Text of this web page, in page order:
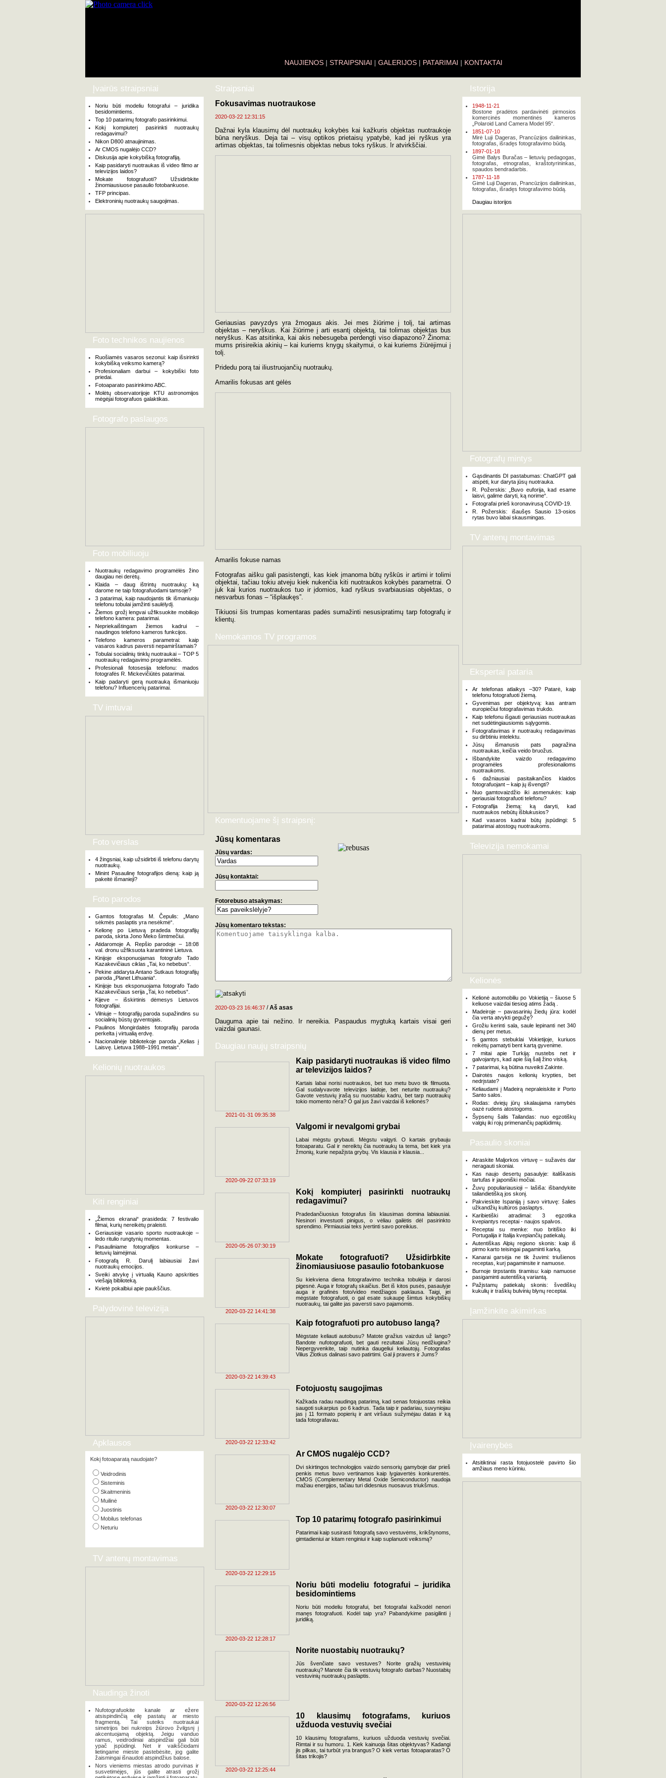
NAUJIENOS| STRAIPSNIAI | GALERIJOS| PATARIMAI | KONTAKTAI
Įvairūs straipsniai
Noriu būti modeliu fotografui – juridika
besidomintiems.
Top 10 patarimų fotografo pasirinkimui.
Kokį kompiuterį pasirinkti nuotraukų
redagavimui?
Nikon D800 atnaujinimas.
Ar CMOS nugalėjo CCD?
Diskusija apie kokybišką fotografiją.
Kaip pasidaryti nuotraukas iš video filmo ar
televizijos laidos?
Mokate fotografuoti? Užsidirbkite
žinomiausiuose pasaulio fotobankuose.
TFP principas.
Elektroninių nuotraukų saugojimas.
Foto technikos naujienos
Ruošiamės vasaros sezonui: kaip išsirinkti
kokybišką veiksmo kamerą?
Profesionaliam darbui – kokybiški foto
priedai.
Fotoaparato pasirinkimo ABC.
Molėtų observatorijoje KTU astronomijos
mėgėjai fotografuos galaktikas.
Fotografo paslaugos
Foto mobiliuoju
Nuotraukų redagavimo programėlės žino
daugiau nei derėtų.
Klaida – daug ištrintų nuotraukų: ką
darome ne taip fotografuodami tamsoje?
3 patarimai, kaip naudojantis tik išmaniuoju
telefonu tobulai įamžinti saulėlydį.
Žiemos grožį lengvai užfiksuokite mobiliojo
telefono kamera: patarimai.
Nepriekaištingam žiemos kadrui –
naudingos telefono kameros funkcijos.
Telefono kameros parametrai: kaip
vasaros kadrus paversti nepamirštamais?
Tobulai socialinių tinklų nuotraukai – TOP 5
nuotraukų redagavimo programėlės.
Profesionali fotosesija telefonu: mados
fotografės R. Mickevičiūtės patarimai.
Kaip padaryti gerą nuotrauką išmaniuoju
telefonu? Influencerių patarimai.
TV imtuvai
Foto verslas
4 žingsniai, kaip užsidirbti iš telefonu darytų
nuotraukų.
Minint Pasaulinę fotografijos dieną: kaip ją
pakeitė išmanieji?
Foto parodos
Gamtos fotografas M. Čepulis: „Mano
sėkmės paslaptis yra nesėkmė“.
Kelionę po Lietuvą pradeda fotografijų
paroda, skirta Jono Meko šimtmečiui.
Atidaromoje A. Repšio parodoje – 18:08
val. dronu užfiksuota karantininė Lietuva.
Kinijoje eksponuojamas fotografo Tado
Kazakevičiaus ciklas „Tai, ko nebebus“.
Pekine atidaryta Antano Sutkaus fotografijų
paroda „Planet Lithuania“.
Kinijoje bus eksponuojama fotografo Tado
Kazakevičiaus serija „Tai, ko nebebus“.
Kijeve – išskirtinis dėmesys Lietuvos
fotografijai.
Vilniuje – fotografijų paroda supažindins su
socialinių būstų gyventojais.
Paulinos Mongirdaitės fotografijų paroda
perkelta į virtualią erdvę.
Nacionalinėje bibliotekoje paroda „Kelias į
Laisvę. Lietuva 1988–1991 metais“.
Kelionių nuotraukos
Kiti renginiai
„Žiemos ekranai“ prasideda: 7 festivalio
filmai, kurių nereikėtų praleisti.
Geriausioje vasario sporto nuotraukoje –
ledo ritulio rungtynių momentas.
Pasauliniame fotografijos konkurse –
lietuvių laimėjimai.
Fotografą R. Darulį labiausiai žavi
nuotraukų emocijos.
Sveiki atvykę į virtualią Kauno apskrities
viešąją biblioteką.
Kvietė pokalbiui apie paukščius.
Palydovinė televizija
Apklausos
Kokį fotoaparatą naudojate?
Veidrodinis
Sisteminis
Skaitmeninis
Muilinė
Juostinis
Mobilus telefonas
Neturiu
TV antenų montavimas
Naudinga žinoti
Nufotografuokite kanale ar ežere
atsispindinčią eilę pastatų ar miesto
fragmentą. Tai suteiks nuotraukai
simetrijos bei nukreips žiūrovo žvilgsnį į
akcentuojamą objektą. Jeigu vanduo
ramus, veidrodiniai atspindžiai gali būti
ypač įspūdingi. Net ir vaikščiodami
lietingame mieste pastebėsite, jog galite
žaismingai išnaudoti atspindžius balose.
Nors vieniems miestas atrodo purvinas ir
susvetimėjęs, jūs galite atrasti grožį
Straipsniai
Fokusavimas nuotraukose
2020-03-22 12:31:15
Dažnai kyla klausimų dėl nuotraukų kokybės kai kažkuris objektas nuotraukoje
būna neryškus. Deja tai – visų optikos prietaisų ypatybė, kad jei ryškus yra
artimas objektas, tai tolimesnis objektas nebus toks ryškus. Ir atvirkščiai.
Geriausias pavyzdys yra žmogaus akis. Jei mes žiūrime į tolį, tai artimas
objektas – neryškus. Kai žiūrime į arti esantį objektą, tai tolimas objektas bus
neryškus. Kas atsitinka, kai akis nebesugeba perdengti viso diapazono? Žinoma:
mums prisireikia akinių – kai kuriems knygų skaitymui, o kai kuriems žiūrėjimui į
tolį.
Pridedu porą tai iliustruojančių nuotraukų.
Amarilis fokusas ant gėlės
Amarilis fokuse namas
Fotografas aišku gali pasistengti, kas kiek įmanoma būtų ryškūs ir artimi ir tolimi
objektai, tačiau tokiu atveju kiek nukenčia kiti nuotraukos kokybės parametrai. O
juk kai kurios nuotraukos tuo ir įdomios, kad ryškus svarbiausias objektas, o
nesvarbus fonas – “išplaukęs”.
Tikiuosi šis trumpas komentaras padės sumažinti nesusipratimų tarp fotografų ir
klientų.
Nemokamos TV programos
Komentuojame šį straipsnį:
Jūsų komentaras
Jūsų vardas:
Jūsų kontaktai:
Fotorebuso atsakymas:
Jūsų komentaro tekstas:
2020-03-23 16:46:37 /Aš asas
Dauguma apie tai nežino. Ir nereikia. Paspaudus mygtuką kartais visai geri
vaizdai gaunasi.
Daugiau naujų straipsnių
2021-01-31 09:35:38
Kaip pasidaryti nuotraukas iš video filmo
ar televizijos laidos?
Kartais labai norisi nuotraukos, bet tuo metu buvo tik filmuota.
Gal sudalyvavote televizijos laidoje, bet neturite nuotraukų?
Gavote vestuvių įrašą su nuostabiu kadru, bet tarp nuotraukų
tokio momento nėra? O gal jus žavi vaizdai iš kelionės?
2020-09-22 07:33:19
Valgomi ir nevalgomi grybai
Labai mėgstu grybauti. Mėgstu valgyti. O kartais grybauju
fotoaparatu. Gal ir nereiktų čia nuotraukų ta tema, bet kiek yra
žmonių, kurie nepažįsta grybų. Vis klausia ir klausia...
2020-05-26 07:30:19
Kokį kompiuterį pasirinkti nuotraukų
redagavimui?
Pradedančiuosius fotografus šis klausimas domina labiausiai.
Nesinori investuoti pinigus, o vėliau gailėtis dėl pasirinkto
sprendimo. Pirmiausiai teks įvertinti savo poreikius.
2020-03-22 14:41:38
Mokate fotografuoti? Užsidirbkite
žinomiausiuose pasaulio fotobankuose
Su kiekviena diena fotografavimo technika tobulėja ir darosi
pigesnė. Auga ir fotografų skaičius. Bet iš kitos pusės, pasaulyje
auga ir grafinės foto/video medžiagos paklausa. Taigi, jei
mėgstate fotografuoti, o gal esate sukaupę šimtus kokybiškų
nuotraukų, tai galite jas paversti savo pajamomis.
2020-03-22 14:39:43
Kaip fotografuoti pro autobuso langą?
Mėgstate keliauti autobusu? Matote gražius vaizdus už lango?
Bandote nufotografuoti, bet gauti rezultatai Jūsų nedžiugina?
Nepergyvenkite, taip nutinka daugeliui keliautojų. Fotografas
Vilius Zlotkus dalinasi savo patirtimi. Gal ji pravers ir Jums?
2020-03-22 12:33:42
Fotojuostų saugojimas
Kažkada radau naudingą patarimą, kad senas fotojuostas reikia
saugoti sukarpius po 6 kadrus. Tada taip ir padariau, suvyniojau
jas į 11 formato popierių ir ant viršaus sužymėjau datas ir ką
tada fotografavau.
2020-03-22 12:30:07
Ar CMOS nugalėjo CCD?
Dvi skirtingos technologijos vaizdo sensorių gamyboje dar prieš
penkis metus buvo vertinamos kaip lygiavertės konkurentės.
CMOS (Complementary Metal Oxide Semiconductor) naudoja
mažiau energijos, tačiau turi didesnius nuosavus triukšmus.
2020-03-22 12:29:15
Top 10 patarimų fotografo pasirinkimui
Patarimai kaip susirasti fotografą savo vestuvėms, krikštynoms,
gimtadieniui ar kitam renginiui ir kaip suplanuoti veiksmą?
2020-03-22 12:28:17
Noriu būti modeliu fotografui – juridika
besidomintiems
Noriu būti modeliu fotografui, bet fotografai kažkodėl nenori
manęs fotografuoti. Kodėl taip yra? Pabandykime pasigilinti į
juridiką.
2020-03-22 12:26:56
Norite nuostabių nuotraukų?
Jūs švenčiate savo vestuves? Norite gražių vestuvinių
nuotraukų? Manote čia tik vestuvių fotografo darbas? Nuostabių
vestuvinių nuotraukų paslaptis.
2020-03-22 12:25:44
10 klausimų fotografams, kuriuos
užduoda vestuvių svečiai
10 klausimų fotografams, kuriuos užduoda vestuvių svečiai.
Rimtai ir su humoru. 1. Kiek kainuoja šitas objektyvas? Kadangi
jis pilkas, tai turbūt yra brangus? O kiek vertas fotoaparatas? O
šitas trikojis?
Istorija
1948-11-21
Bostone pradėtos pardavinėti pirmosios
komercinės momentinės kameros
„Polaroid Land Camera Model 95“.
1851-07-10
Mirė Luji Dageras, Prancūzijos dailininkas,
fotografas, išradęs fotografavimo būdą.
1897-01-18
Gimė Balys Buračas – lietuvių pedagogas,
fotografas, etnografas, kraštotyrininkas,
spaudos bendradarbis.
1787-11-18
Gimė Luji Dageras, Prancūzijos dailininkas,
fotografas, išradęs fotografavimo būdą.
Daugiau istorijos
Fotografų mintys
Gąsdinantis DI pastabumas: ChatGPT gali
atspėti, kur daryta jūsų nuotrauka.
R. Požerskis: „Buvo euforija, kad esame
laisvi, galime daryti, ką norime“.
Fotografai prieš koronavirusą COVID-19.
R. Požerskis: išaušęs Sausio 13-osios
rytas buvo labai skausmingas.
TV antenų montavimas
Ekspertai pataria
Ar telefonas atlaikys –30? Patarė, kaip
telefonu fotografuoti žiemą.
Gyvenimas per objektyvą: kas antram
europiečiui fotografavimas trukdo.
Kaip telefonu išgauti geriausias nuotraukas
net sudėtingiausiomis sąlygomis.
Fotografavimas ir nuotraukų redagavimas
su dirbtiniu intelektu.
Jūsų išmanusis pats pagražina
nuotraukas, keičia veido bruožus.
Išbandykite vaizdo redagavimo
programėles profesionalioms
nuotraukoms.
6 dažniausiai pasitaikančios klaidos
fotografuojant – kaip jų išvengti?
Nuo gamtovaizdžio iki asmenukės: kaip
geriausiai fotografuoti telefonu?
Fotografija žiemą: ką daryti, kad
nuotraukos nebūtų išblukusios?
Kad vasaros kadrai būtų įspūdingi: 5
patarimai atostogų nuotraukoms.
Televizija nemokamai
Kelionės
Kelionė automobiliu po Vokietiją – šiuose 5
keliuose vaizdai tiesiog atims žadą .
Madeiroje – pavasarinių žiedų jūra: kodėl
čia verta atvykti gegužę?
Grožiu kerinti sala, saule lepinanti net 340
dienų per metus.
5 gamtos stebuklai Vokietijoje, kuriuos
reikėtų pamatyti bent kartą gyvenime.
7 mitai apie Turkiją: nustebs net ir
galvojantys, kad apie šią šalį žino viską.
7 patarimai, ką būtina nuveikti Zakinte.
Dairotės naujos kelionių krypties, bet
nedrįstate?
Keliaudami į Madeirą nepraleiskite ir Porto
Santo salos.
Rodas: dviejų jūrų skalaujama ramybės
oazė rudens atostogoms.
Šypsenų šalis Tailandas: nuo egzotiškų
valgių iki rojų primenančių paplūdimių.
Pasaulio skoniai
Atraskite Maljorkos virtuvę – sužavės dar
neragauti skoniai.
Kas naujo desertų pasaulyje: itališkasis
tartufas ir japoniški močiai.
Žuvų populiariausioji – lašiša: išbandykite
tailandietišką jos skonį.
Pakvieskite Ispaniją į savo virtuvę: šalies
užkandžių kultūros paslaptys.
Karibietiški atradimai: 3 egzotika
kvepiantys receptai - naujos spalvos.
Receptai su menke: nuo britiško iki
Portugalija ir Italija kvepiančių patiekalų.
Autentiškas Alpių regiono skonis: kaip iš
pirmo karto teisingai pagaminti karką.
Kanarai garsėja ne tik žuvimi: triušienos
receptas, kurį pagaminsite ir namuose.
Burnoje tirpstantis tiramisu: kaip namuose
pasigaminti autentišką variantą.
Pažįstamų patiekalų skonis: švediškų
kukulių ir traškių bulvinių blynų receptai.
Įamžinkite akimirkas
Įvairenybės
Atsitiktinai rasta fotojuostelė pavirto šio
amžiaus meno kūriniu.